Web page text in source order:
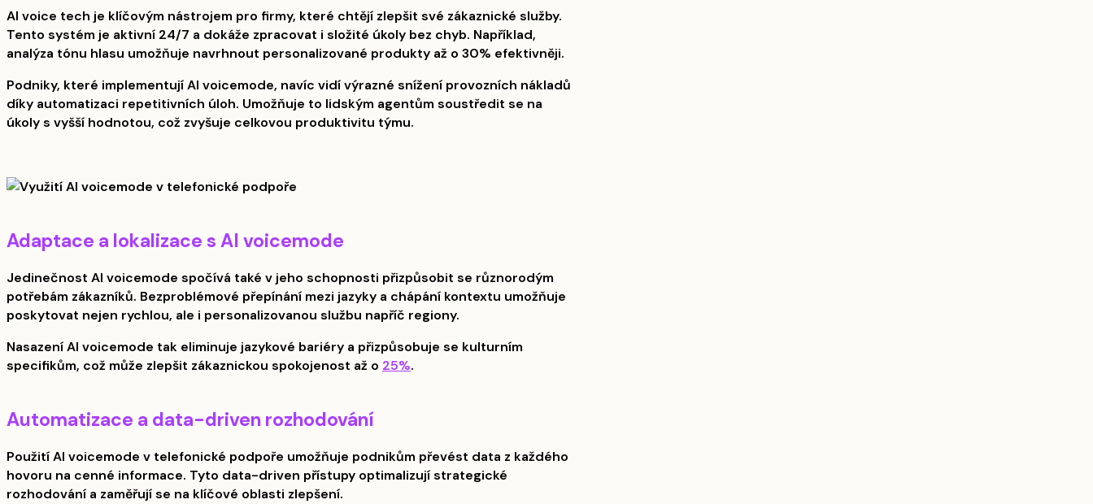
AI voice tech je klíčovým nástrojem pro firmy, které chtějí zlepšit své zákaznické služby.
Tento systém je aktivní 24/7 a dokáže zpracovat i složité úkoly bez chyb. Například,
analýza tónu hlasu umožňuje navrhnout personalizované produkty až o 30% efektivněji.
Podniky, které implementují AI voicemode, navíc vidí výrazné snížení provozních nákladů
díky automatizaci repetitivních úloh. Umožňuje to lidským agentům soustředit se na
úkoly s vyšší hodnotou, což zvyšuje celkovou produktivitu týmu.
Adaptace a lokalizace s AI voicemode
Jedinečnost AI voicemode spočívá také v jeho schopnosti přizpůsobit se různorodým
potřebám zákazníků. Bezproblémové přepínání mezi jazyky a chápání kontextu umožňuje
poskytovat nejen rychlou, ale i personalizovanou službu napříč regiony.
Nasazení AI voicemode tak eliminuje jazykové bariéry a přizpůsobuje se kulturním
specifikům, což může zlepšit zákaznickou spokojenost až o 25%.
Automatizace a data-driven rozhodování
Použití AI voicemode v telefonické podpoře umožňuje podnikům převést data z každého
hovoru na cenné informace. Tyto data-driven přístupy optimalizují strategické
rozhodování a zaměřují se na klíčové oblasti zlepšení.